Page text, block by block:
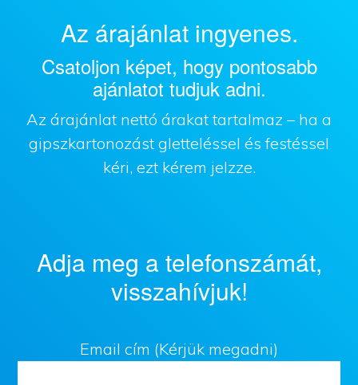
Az árajánlat ingyenes.
Csatoljon képet, hogy pontosabb
ajánlatot tudjuk adni.
Az árajánlat nettó árakat tartalmaz – ha a
gipszkartonozást gletteléssel és festéssel
kéri, ezt kérem jelzze.
Adja meg a telefonszámát,
visszahívjuk!
Email cím (Kérjük megadni)